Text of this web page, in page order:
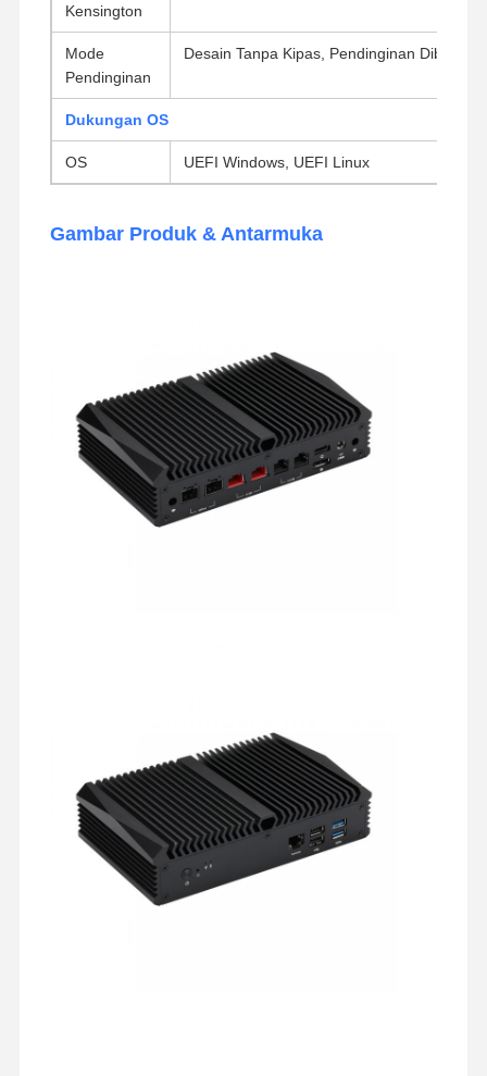
Kensington
Mode
Pendinginan
Desain Tanpa Kipas, Pendinginan Dibantu
Dukungan OS
OS UEFI Windows, UEFI Linux
Gambar Produk & Antarmuka